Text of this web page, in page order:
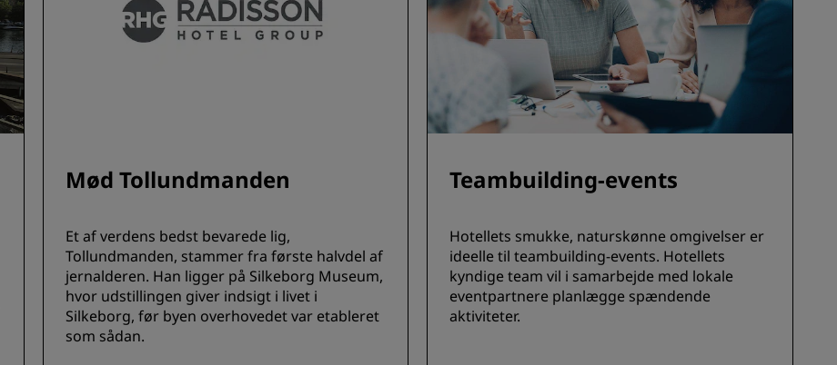
Mød Tollundmanden
Et af verdens bedst bevarede lig,
Tollundmanden, stammer fra første halvdel af
jernalderen. Han ligger på Silkeborg Museum,
hvor udstillingen giver indsigt i livet i
Silkeborg, før byen overhovedet var etableret
som sådan.
Teambuilding-events
Hotellets smukke, naturskønne omgivelser er
ideelle til teambuilding-events. Hotellets
kyndige team vil i samarbejde med lokale
eventpartnere planlægge spændende
aktiviteter.